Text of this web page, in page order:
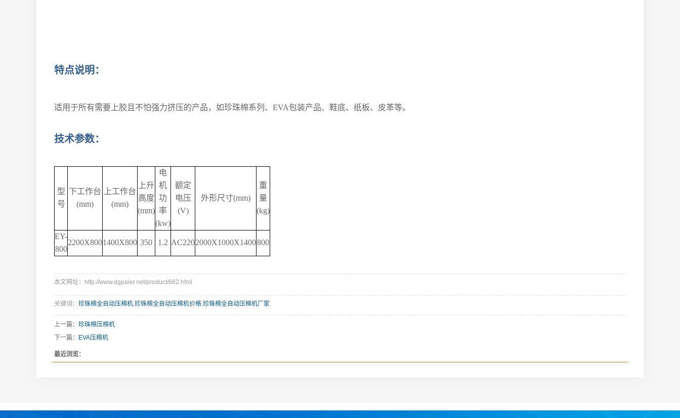
特点说明：
适用于所有需要上胶且不怕强力挤压的产品，如珍珠棉系列、 EVA包装产品、鞋底、纸板、皮革等。
技术参数：
型
号
下工作台
(mm)
上工作台
(mm)
上升
高度
(mm)
电
机
功
率
(kw)
额定
电压
(V)
外形尺寸(mm)
重
量
(kg)
EY-
800
2200X8001400X800 350 1.2 AC2202000X1000X1400800
本文网址：http://www.dgpaier.net/product/662.html
关键词： 珍珠棉全自动压棉机,珍珠棉全自动压棉机价格,珍珠棉全自动压棉机厂家
上一篇： 珍珠棉压棉机
下一篇：
EVA压棉机
最近浏览：